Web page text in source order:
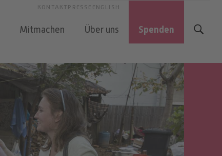
Mitmachen Über uns Spenden
KONTAKT PRESSE ENGLISH